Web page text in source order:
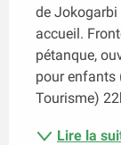
de Jokogarbi
accueil.
pétanque,
pour enfants
Tourisme)
Lire la